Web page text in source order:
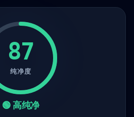
87
纯净度
🟢 高纯净